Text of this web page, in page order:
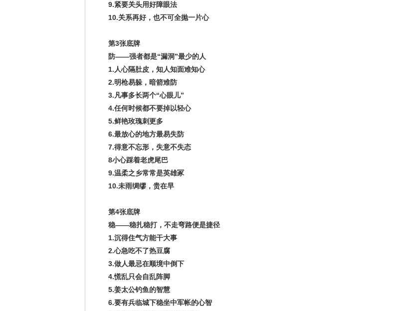
9.紧要关头用好障眼法
10.关系再好，也不可全抛一片心
第3张底牌
防——强者都是“漏洞”最少的人
1.人心隔肚皮，知人知面难知心
2.明枪易躲，暗箭难防
3.凡事多长两个“心眼儿”
4.任何时候都不要掉以轻心
5.鲜艳玫瑰刺更多
6.最放心的地方最易失防
7.得意不忘形，失意不失态
8小心踩着老虎尾巴
9.温柔之乡常常是英雄冢
10.未雨绸缪，贵在早
第4张底牌
稳——稳扎稳打，不走弯路便是捷径
1.沉得住气方能干大事
2.心急吃不了热豆腐
3.做人最忌在顺境中倒下
4.慌乱只会自乱阵脚
5.姜太公钓鱼的智慧
6.要有兵临城下稳坐中军帐的心智